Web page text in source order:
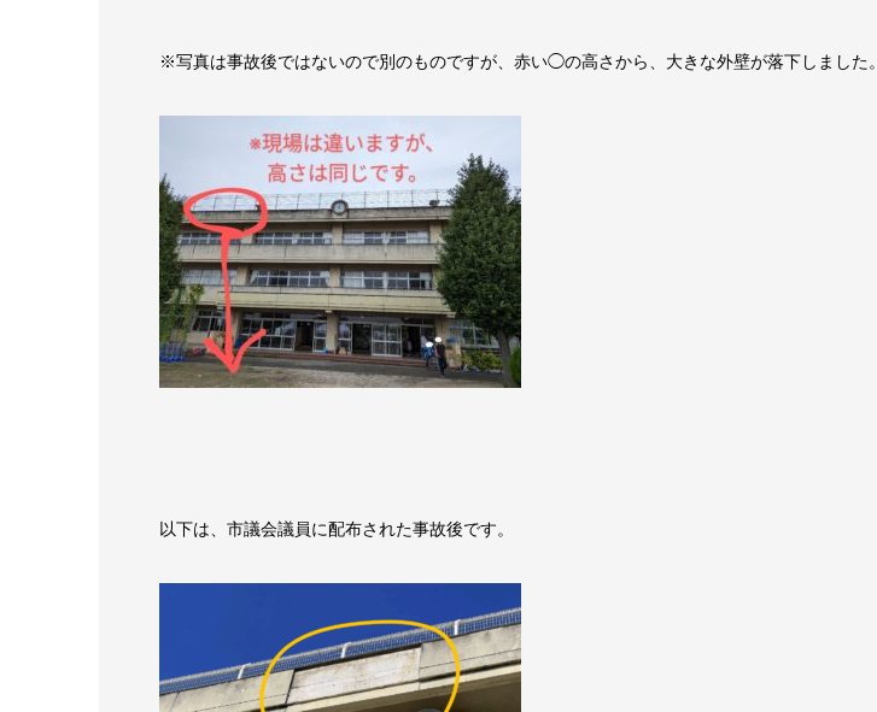
※写真は事故後ではないので別のものですが、赤い◯の高さから、大きな外壁が落下しました。
以下は、市議会議員に配布された事故後です。